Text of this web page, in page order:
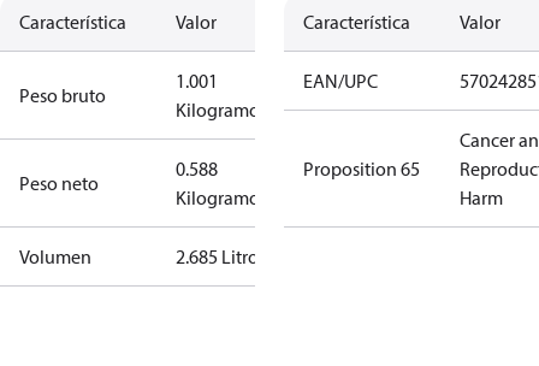
Característica Valor
Peso bruto
1.001
Kilogramo
Peso neto
0.588
Kilogramo
Volumen 2.685 Litro
Característica Valor
EAN/UPC
Proposition 65
Cancer
Harm